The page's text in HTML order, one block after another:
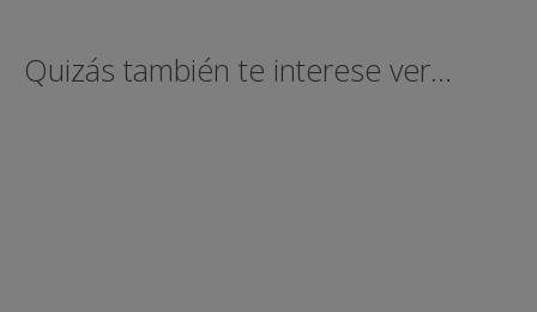
Quizás también te interese ver...